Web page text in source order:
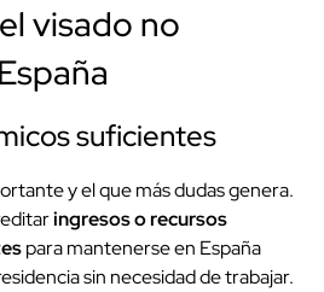
visado no
suficientes
y el que más dudas genera.
ingresos o recursos
para mantenerse en España
sin necesidad de trabajar.